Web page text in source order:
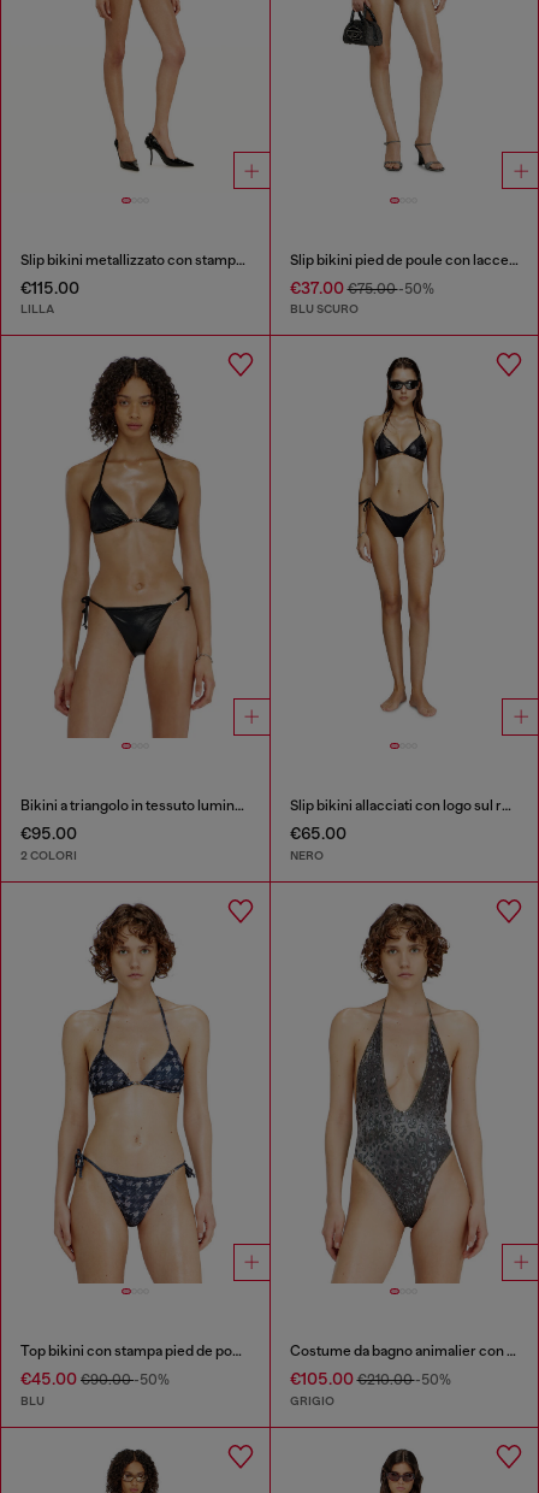
Slip bikini metallizzato con stampa floreale
€115.00
LILLA
Slip bikini pied de poule con laccetti laterali
€37.00€75.00-50%
BLU SCURO
Bikini a triangolo in tessuto luminoso
€95.00
2 COLORI
Slip bikini allacciati con logo sul retro
€65.00
NERO
Top bikini con stampa pied de poule all-over
€45.00 €90.00-50%
BLU
Costume da bagno animalier con scollatura profonda
€105.00€210.00-50%
GRIGIO